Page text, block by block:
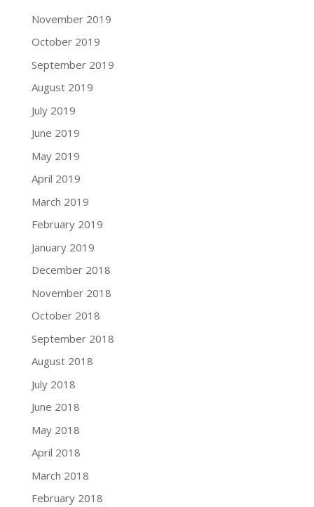
November 2019
October 2019
September 2019
August 2019
July 2019
June 2019
May 2019
April 2019
March 2019
February 2019
January 2019
December 2018
November 2018
October 2018
September 2018
August 2018
July 2018
June 2018
May 2018
April 2018
March 2018
February 2018